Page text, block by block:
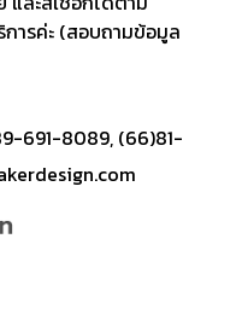
การค่ะ (สอบถามข้อมูล
691-8089, (66)81-